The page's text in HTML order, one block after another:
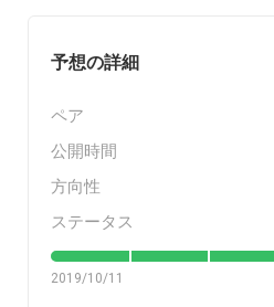
予想の詳細
ペア
公開時間
方向性
ステータス
2019/10/11